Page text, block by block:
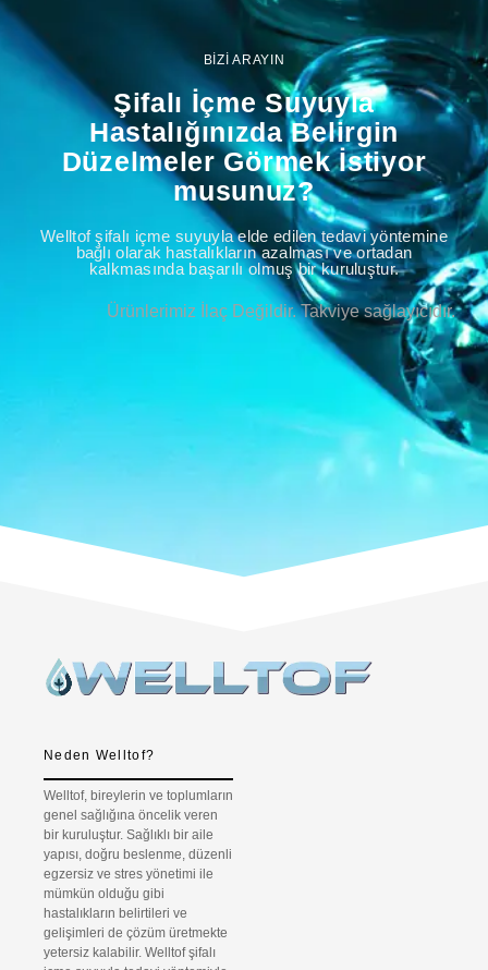
BİZİ ARAYIN
Şifalı İçme Suyuyla
Hastalığınızda Belirgin
Düzelmeler Görmek İstiyor
musunuz?
Welltof şifalı içme suyuyla elde edilen tedavi yöntemine
bağlı olarak hastalıkların azalması ve ortadan
kalkmasında başarılı olmuş bir kuruluştur.
Ürünlerimiz İlaç Değildir. Takviye sağlayıcıdır.
Neden Welltof?
Welltof, bireylerin ve toplumların
genel sağlığına öncelik veren
bir kuruluştur. Sağlıklı bir aile
yapısı, doğru beslenme, düzenli
egzersiz ve stres yönetimi ile
mümkün olduğu gibi
hastalıkların belirtileri ve
gelişimleri de çözüm üretmekte
yetersiz kalabilir. Welltof şifalı